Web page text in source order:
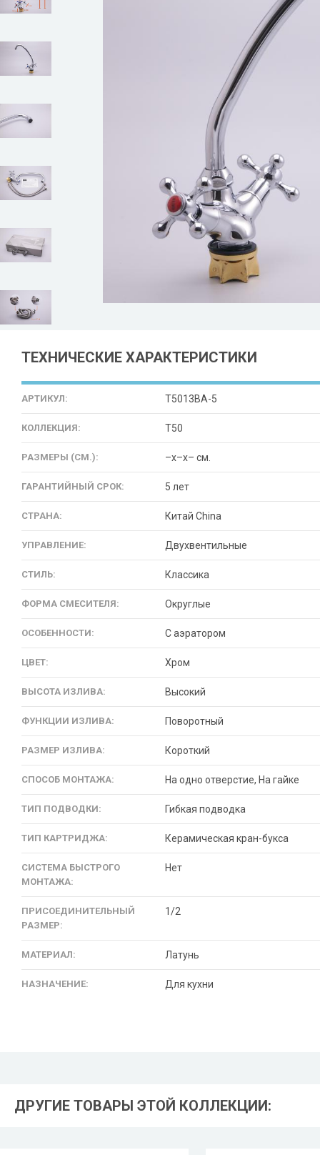
ТЕХНИЧЕСКИЕ ХАРАКТЕРИСТИКИ
АРТИКУЛ: T5013BA-5
КОЛЛЕКЦИЯ: T50
РАЗМЕРЫ (СМ.): –x–x– см.
ГАРАНТИЙНЫЙ СРОК: 5 лет
СТРАНА: Китай China
УПРАВЛЕНИЕ: Двухвентильные
СТИЛЬ: Классика
ФОРМА СМЕСИТЕЛЯ: Округлые
ОСОБЕННОСТИ: С аэратором
ЦВЕТ: Хром
ВЫСОТА ИЗЛИВА: Высокий
ФУНКЦИИ ИЗЛИВА: Поворотный
РАЗМЕР ИЗЛИВА: Короткий
СПОСОБ МОНТАЖА: На одно отверстие, На гайке
ТИП ПОДВОДКИ: Гибкая подводка
ТИП КАРТРИДЖА: Керамическая кран-букса
СИСТЕМА БЫСТРОГО
МОНТАЖА:
Нет
ПРИСОЕДИНИТЕЛЬНЫЙ
РАЗМЕР:
1/2
МАТЕРИАЛ: Латунь
НАЗНАЧЕНИЕ: Для кухни
ДРУГИЕ ТОВАРЫ ЭТОЙ КОЛЛЕКЦИИ: